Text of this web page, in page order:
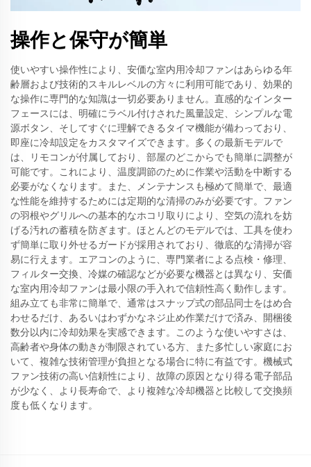
操作と保守が簡単
使いやすい操作性により、安価な室内用冷却ファンはあらゆる年
齢層および技術的スキルレベルの方々に利用可能であり、効果的
な操作に専門的な知識は一切必要ありません。直感的なインター
フェースには、明確にラベル付けされた風量設定、シンプルな電
源ボタン、そしてすぐに理解できるタイマ機能が備わっており、
即座に冷却設定をカスタマイズできます。多くの最新モデルで
は、リモコンが付属しており、部屋のどこからでも簡単に調整が
可能です。これにより、温度調節のために作業や活動を中断する
必要がなくなります。また、メンテナンスも極めて簡単で、最適
な性能を維持するためには定期的な清掃のみが必要です。ファン
の羽根やグリルへの基本的なホコリ取りにより、空気の流れを妨
げる汚れの蓄積を防ぎます。ほとんどのモデルでは、工具を使わ
ず簡単に取り外せるガードが採用されており、徹底的な清掃が容
易に行えます。エアコンのように、専門業者による点検・修理、
フィルター交換、冷媒の確認などが必要な機器とは異なり、安価
な室内用冷却ファンは最小限の手入れで信頼性高く動作します。
組み立ても非常に簡単で、通常はスナップ式の部品同士をはめ合
わせるだけ、あるいはわずかなネジ止め作業だけで済み、開梱後
数分以内に冷却効果を実感できます。このような使いやすさは、
高齢者や身体の動きが制限されている方、また多忙しい家庭にお
いて、複雑な技術管理が負担となる場合に特に有益です。機械式
ファン技術の高い信頼性により、故障の原因となり得る電子部品
が少なく、より長寿命で、より複雑な冷却機器と比較して交換頻
度も低くなります。